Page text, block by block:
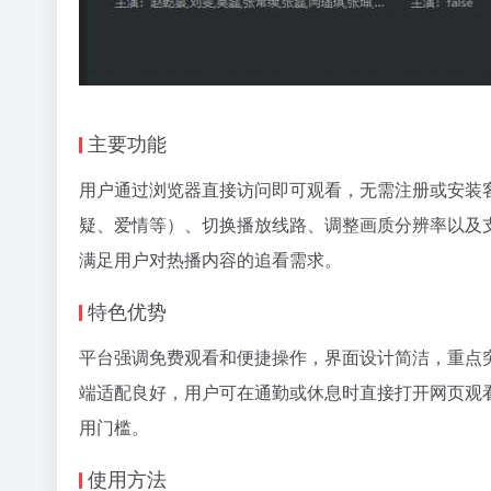
主要功能
用户通过浏览器直接访问即可观看，无需注册或安
疑、爱情等）、切换播放线路、调整画质分辨率以
满足用户对热播内容的追看需求。
特色优势
平台强调免费观看和便捷操作，界面设计简洁，重
端适配良好，用户可在通勤或休息时直接打开网页
用门槛。
使用方法